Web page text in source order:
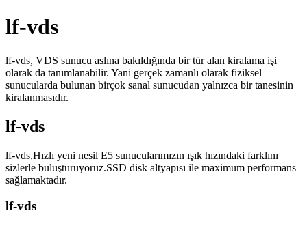
lf-vds
lf-vds, VDS sunucu aslına bakıldığında bir tür alan kiralama işi
olarak da tanımlanabilir. Yani gerçek zamanlı olarak fiziksel
sunucularda bulunan birçok sanal sunucudan yalnızca bir tanesinin
kiralanmasıdır.
lf-vds
lf-vds,Hızlı yeni nesil E5 sunucularımızın ışık hızındaki farklını
sizlerle buluşturuyoruz.SSD disk altyapısı ile maximum performans
sağlamaktadır.
lf-vds